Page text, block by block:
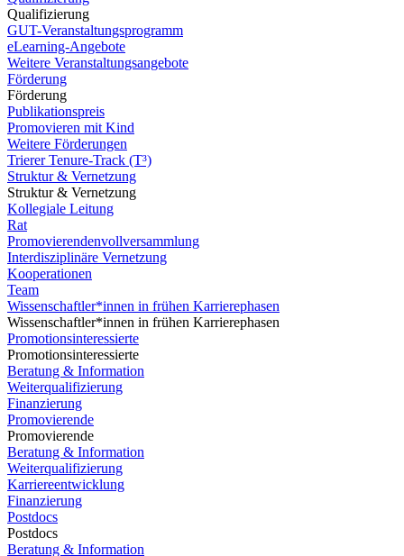
Qualifizierung
GUT-Veranstaltungsprogramm
eLearning-Angebote
Weitere Veranstaltungsangebote
Förderung
Förderung
Publikationspreis
Promovieren mit Kind
Weitere Förderungen
Trierer Tenure-Track (T³)
Struktur & Vernetzung
Struktur & Vernetzung
Kollegiale Leitung
Rat
Promovierendenvollversammlung
Interdisziplinäre Vernetzung
Kooperationen
Team
Wissenschaftler*innen in frühen Karrierephasen
Wissenschaftler*innen in frühen Karrierephasen
Promotionsinteressierte
Promotionsinteressierte
Beratung & Information
Weiterqualifizierung
Finanzierung
Promovierende
Promovierende
Beratung & Information
Weiterqualifizierung
Karriereentwicklung
Finanzierung
Postdocs
Postdocs
Beratung & Information